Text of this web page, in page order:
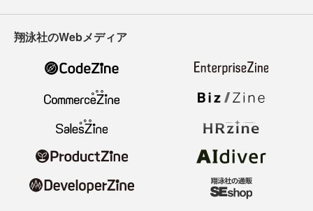
翔泳社のWebメディア